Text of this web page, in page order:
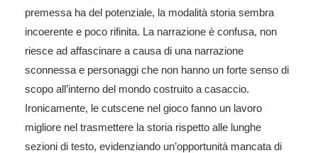
premessa ha del potenziale, la modalità storia sembra
incoerente e poco rifinita. La narrazione è confusa, non
riesce ad affascinare a causa di una narrazione
sconnessa e personaggi che non hanno un forte senso di
scopo all’interno del mondo costruito a casaccio.
Ironicamente, le cutscene nel gioco fanno un lavoro
migliore nel trasmettere la storia rispetto alle lunghe
sezioni di testo, evidenziando un’opportunità mancata di